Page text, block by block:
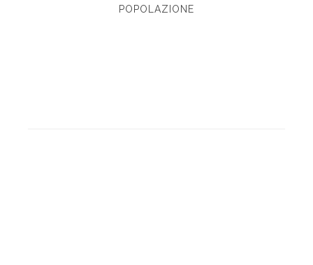
POPOLAZIONE